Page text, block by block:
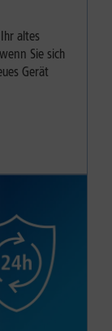
altes
Sie sich
Gerät